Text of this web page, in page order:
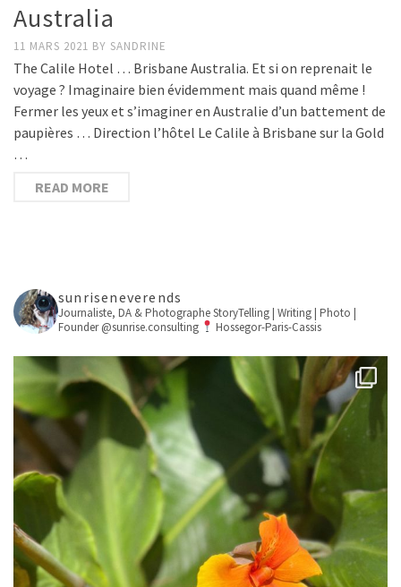
Australia
11 MARS 2021 BY SANDRINE
The Calile Hotel … Brisbane Australia. Et si on reprenait le
voyage ? Imaginaire bien évidemment mais quand même !
Fermer les yeux et s’imaginer en Australie d’un battement de
paupières … Direction l’hôtel Le Calile à Brisbane sur la Gold
…
READ MORE
sunriseneverends
Journaliste, DA & PhotographeStoryTelling | Writing | Photo |
Founder @sunrise.consulting
Hossegor-Paris-Cassis